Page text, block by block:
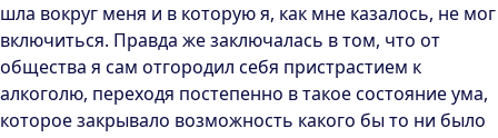
шла вокруг меня и в которую я, как мне казалось, не мог
включиться. Правда же заключалась в том, что от
общества я сам отгородил себя пристрастием к
алкоголю, переходя постепенно в такое состояние ума,
которое закрывало возможность какого бы то ни было